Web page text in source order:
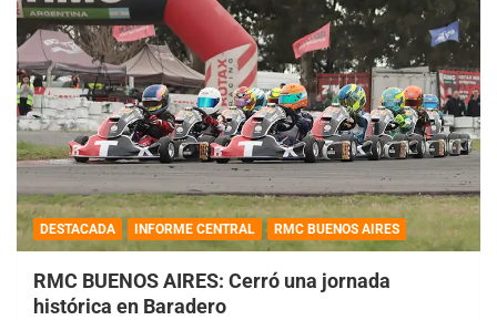
DESTACADA INFORME CENTRAL RMC BUENOS AIRES
RMC BUENOS AIRES: Cerró una jornada
histórica en Baradero